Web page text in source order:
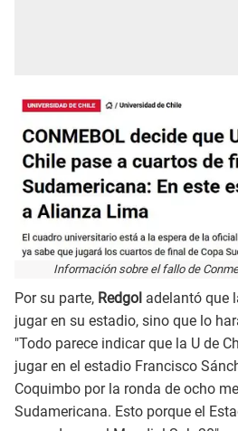
Información sobre el fallo de
Por su parte, Redgol adelantó que
jugar en su estadio, sino que lo
"Todo parece indicar que la U de
jugar en el estadio Francisco
Coquimbo por la ronda de ocho
Sudamericana. Esto porque el